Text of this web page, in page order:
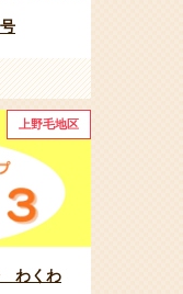
上野毛地区
わくわ